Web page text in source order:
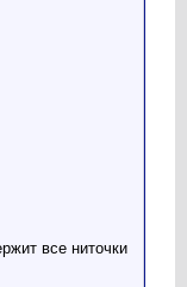
все ниточки